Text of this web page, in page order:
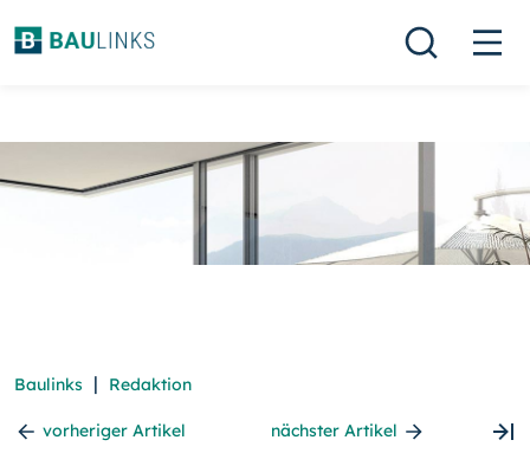
Baulinks | Redaktion
vorheriger Artikel nächster Artikel